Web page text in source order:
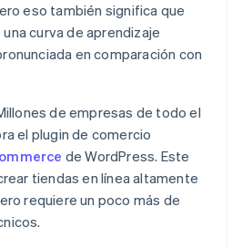
eso también significa que
curva de aprendizaje
en comparación con
de empresas de todo el
el plugin de comercio
de WordPress. Este
tiendas en línea altamente
requiere un poco más de